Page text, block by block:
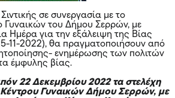
σε συνεργασία με το
Γυναικών του Δήμου Σερρών, με
Ημέρα για την εξάλειψη της Βίας
11-2022), θα πραγματοποιήσουν από
ενημέρωσης των πολιτών
έμφυλης βίας.
22 Δεκεμβρίου 2022 τα στελέχη
Κέντρου Γυναικών Δήμου Σερρών, με